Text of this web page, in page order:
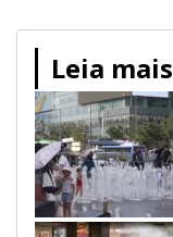
Leia mais